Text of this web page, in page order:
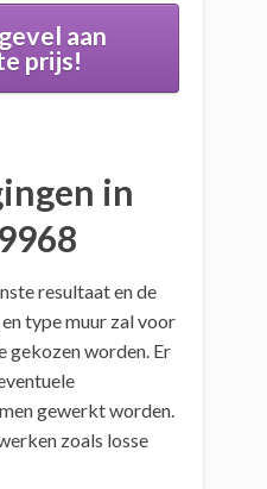
aan
prijs!
in
resultaat en de
type muur zal voor
gekozen worden. Er
gewerkt worden.
zoals losse